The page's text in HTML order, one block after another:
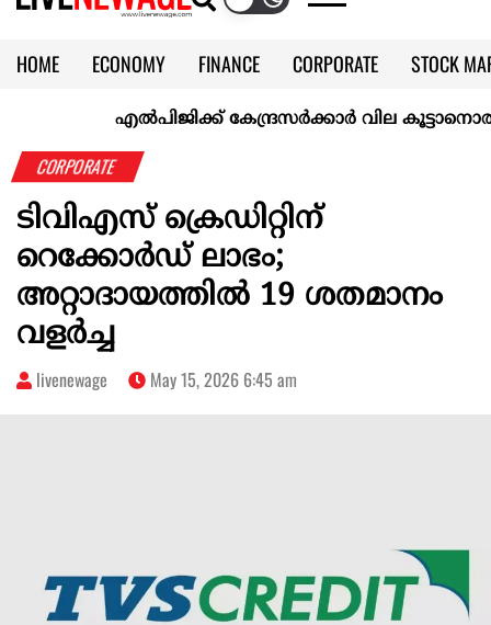
HOME ECONOMY FINANCE CORPORATE
STOCK
KERALA @70
എല്‍പിജിക്ക് കേന്ദ്രസർക്കാർ വില
CORPORATE
ടിവിഎസ് ക്രെഡിറ്റിന്
റെക്കോര്‍ഡ് ലാഭം;
അറ്റാദായത്തില്‍ 19 ശതമാനം
വളര്‍ച്ച
livenewage May 15, 2026 6:45 am